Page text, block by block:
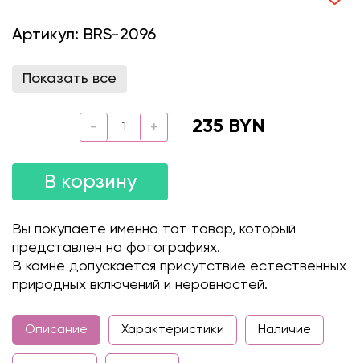
Артикул: BRS-2096
Показать все
235 BYN
В корзину
Вы покупаете именно тот товар, который
представлен на фотографиях.
В камне допускается присутствие естественных
природных включений и неровностей.
Описание Характеристики Наличие